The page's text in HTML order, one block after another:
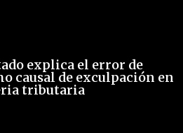
explica el error de
causal de exculpación en
tributaria